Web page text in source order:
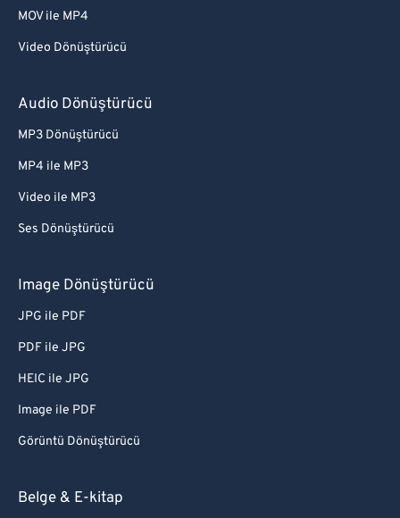
MOV ile MP4
Video Dönüştürücü
Audio Dönüştürücü
MP3 Dönüştürücü
MP4 ile MP3
Video ile MP3
Ses Dönüştürücü
Image Dönüştürücü
JPG ile PDF
PDF ile JPG
HEIC ile JPG
Image ile PDF
Görüntü Dönüştürücü
Belge & E-kitap